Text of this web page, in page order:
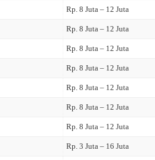
Rp. 8 Juta – 12 Juta
Rp. 8 Juta – 12 Juta
Rp. 8 Juta – 12 Juta
Rp. 8 Juta – 12 Juta
Rp. 8 Juta – 12 Juta
Rp. 8 Juta – 12 Juta
Rp. 8 Juta – 12 Juta
Rp. 3 Juta – 16 Juta